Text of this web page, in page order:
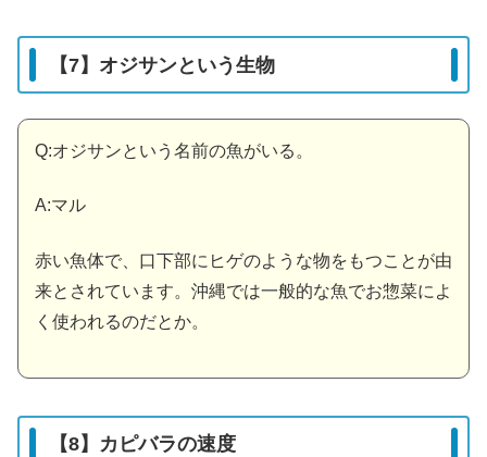
【7】オジサンという生物
Q:オジサンという名前の魚がいる。
A:マル
赤い魚体で、口下部にヒゲのような物をもつことが由
来とされています。沖縄では一般的な魚でお惣菜によ
く使われるのだとか。
【8】カピバラの速度